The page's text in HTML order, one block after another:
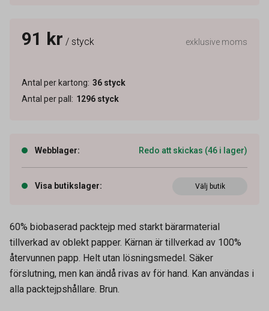
91 kr / styck exklusive moms
Antal per kartong: 36 styck
Antal per pall : 1296 styck
Webblager: Redo att skickas (46 i lager)
Visa butikslager: Välj butik
60% biobaserad packtejp med starkt bärarmaterial
tillverkad av oblekt papper. Kärnan är tillverkad av 100%
återvunnen papp. Helt utan lösningsmedel. Säker
förslutning, men kan ändå rivas av för hand. Kan användas i
alla packtejpshållare. Brun.